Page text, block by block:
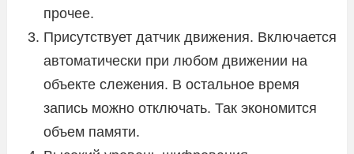
прочее.
Присутствует датчик движения. Включается
автоматически при любом движении на
объекте слежения. В остальное время
запись можно отключать. Так экономится
объем памяти.